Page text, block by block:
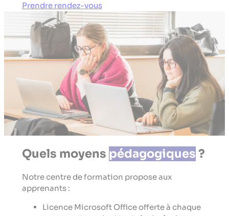
Prendre rendez-vous
Quels moyens pédagogiques ?
Notre centre de formation propose aux
apprenants :
Licence Microsoft Office offerte à chaque